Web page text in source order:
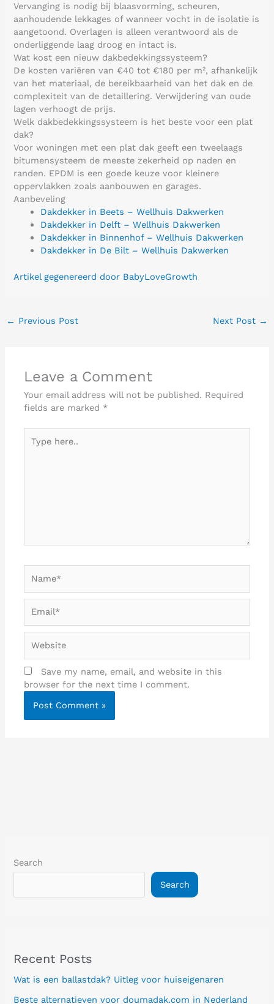
Vervanging is nodig bij blaasvorming, scheuren,
aanhoudende lekkages of wanneer vocht in de isolatie is
aangetoond. Overlagen is alleen verantwoord als de
onderliggende laag droog en intact is.
Wat kost een nieuw dakbedekkingssysteem?
De kosten variëren van €40 tot €180 per m², afhankelijk
van het materiaal, de bereikbaarheid van het dak en de
complexiteit van de detaillering. Verwijdering van oude
lagen verhoogt de prijs.
Welk dakbedekkingssysteem is het beste voor een plat
dak?
Voor woningen met een plat dak geeft een tweelaags
bitumensysteem de meeste zekerheid op naden en
randen. EPDM is een goede keuze voor kleinere
oppervlakken zoals aanbouwen en garages.
Aanbeveling
Dakdekker in Beets – Wellhuis Dakwerken
Dakdekker in Delft – Wellhuis Dakwerken
Dakdekker in Binnenhof – Wellhuis Dakwerken
Dakdekker in De Bilt – Wellhuis Dakwerken
Artikel gegenereerd door BabyLoveGrowth
← Previous Post Next Post →
Leave a Comment
Your email address will not be published. Required
fields are marked *
here..
Save my name, email, and website in this
browser for the next time I comment.
Search
Search
Recent Posts
Wat is een ballastdak? Uitleg voor huiseigenaren
Beste alternatieven voor doumadak.com in Nederland